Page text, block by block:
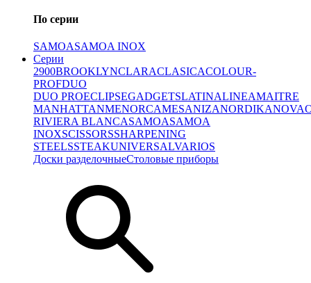
По серии
SAMOASAMOA INOX
Серии
2900BROOKLYNCLARACLASICACOLOUR-
PROFDUO
DUO PROECLIPSEGADGETSLATINALINEAMAITRE
MANHATTANMENORCAMESANIZANORDIKANOVA
RIVIERA BLANCASAMOASAMOA
INOXSCISSORSSHARPENING
STEELSSTEAKUNIVERSALVARIOS
Доски разделочныеСтоловые приборы